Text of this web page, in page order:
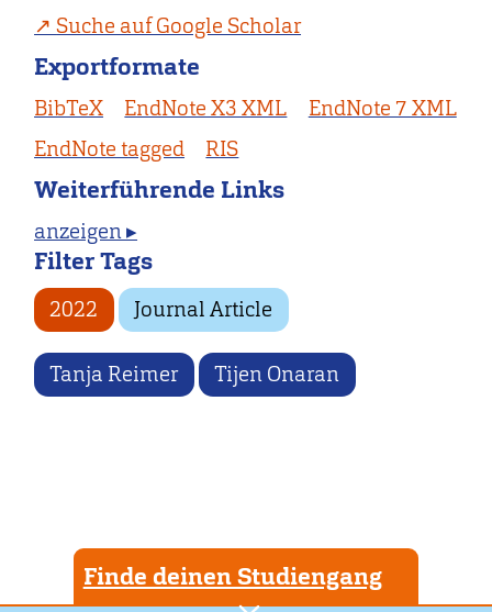
Suche auf Google Scholar
Exportformate
BibTeX EndNote X3 XML
EndNote 7 XML
EndNote tagged
RIS
Weiterführende Links
anzeigen ▸
Filter Tags
2022 Journal Article
Tanja Reimer Tijen Onaran
Finde deinen Studiengang